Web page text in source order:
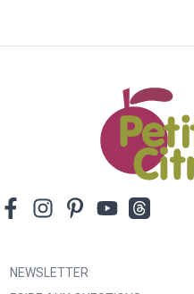
NEWSLETTER